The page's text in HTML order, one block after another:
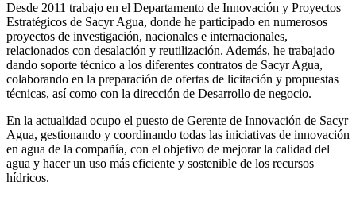
Desde 2011 trabajo en el Departamento de Innovación y Proyectos
Estratégicos de Sacyr Agua, donde he participado en numerosos
proyectos de investigación, nacionales e internacionales,
relacionados con desalación y reutilización. Además, he trabajado
dando soporte técnico a los diferentes contratos de Sacyr Agua,
colaborando en la preparación de ofertas de licitación y propuestas
técnicas, así como con la dirección de Desarrollo de negocio.
En la actualidad ocupo el puesto de Gerente de Innovación de Sacyr
Agua, gestionando y coordinando todas las iniciativas de innovación
en agua de la compañía, con el objetivo de mejorar la calidad del
agua y hacer un uso más eficiente y sostenible de los recursos
hídricos.